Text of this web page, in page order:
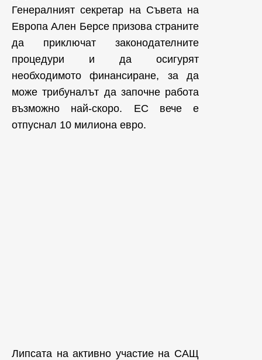
Генералният секретар на Съвета на
Европа Ален Берсе призова страните
да приключат законодателните
процедури и да осигурят
необходимото финансиране, за да
може трибуналът да започне работа
възможно най-скоро. ЕС вече е
отпуснал 10 милиона евро.
Липсата на активно участие на САЩ